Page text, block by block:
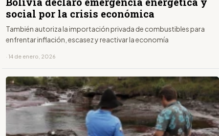
social por la crisis económica
También autoriza la importación privada de combustibles para
enfrentar inflación, escasez y reactivar la economía
· 14 de enero, 2026